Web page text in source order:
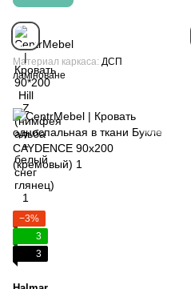
Материал каркаса ДСП
ламіноване
−3%
3
3